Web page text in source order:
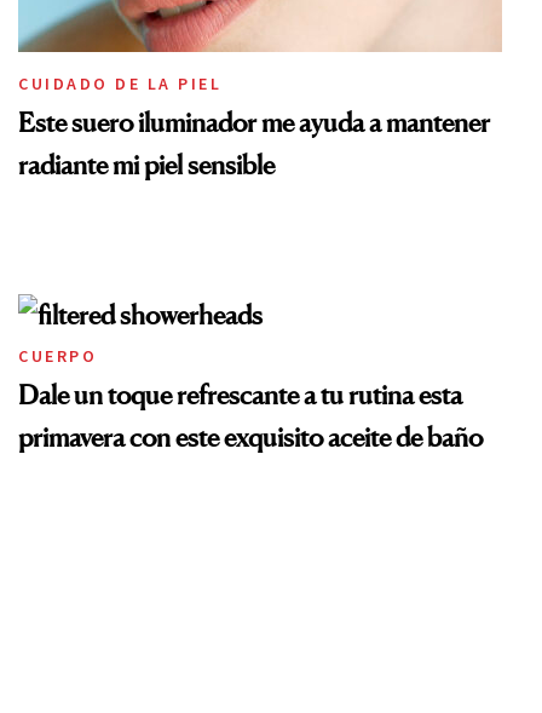
CUIDADO DE LA PIEL
Este suero iluminador me ayuda a mantener
radiante mi piel sensible
CUERPO
Dale un toque refrescante a tu rutina esta
primavera con este exquisito aceite de baño